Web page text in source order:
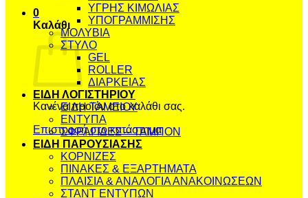
0
Καλάθι
Κανένα προϊόν στο καλάθι σας.
Επιστροφή στο κατάστημα
ΥΓΡΗΣ ΚΙΜΩΛΙΑΣ
ΥΠΟΓΡΑΜΜΙΣΗΣ
ΜΟΛΥΒΙΑ
ΣΤΥΛΟ
GEL
ROLLER
ΔΙΑΡΚΕΙΑΣ
ΕΙΔΗ ΛΟΓΙΣΤΗΡΙΟΥ
ΕΙΔΗ ΤΑΜΕΙΟΥ
ΕΝΤΥΠΑ
ΣΦΡΑΓΙΔΕΣ – ΤΑΜΠΟΝ
ΕΙΔΗ ΠΑΡΟΥΣΙΑΣΗΣ
ΚΟΡΝΙΖΕΣ
ΠΙΝΑΚΕΣ & ΕΞΑΡΤΗΜΑΤΑ
ΠΛΑΙΣΙΑ & ΑΝΑΛΟΓΙΑ ΑΝΑΚΟΙΝΩΣΕΩΝ
ΣΤΑΝΤ ΕΝΤΥΠΩΝ